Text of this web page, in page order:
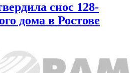
снос 128-
дома в Ростове